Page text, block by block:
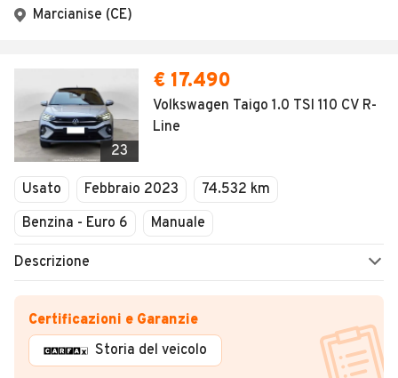
Marcianise (CE)
23
€ 17.490
Volkswagen Taigo 1.0 TSI 110 CV R-
Line
Usato Febbraio 2023
74.532 km
Benzina - Euro 6
Manuale
Descrizione
Certificazioni e Garanzie
Storia del veicolo